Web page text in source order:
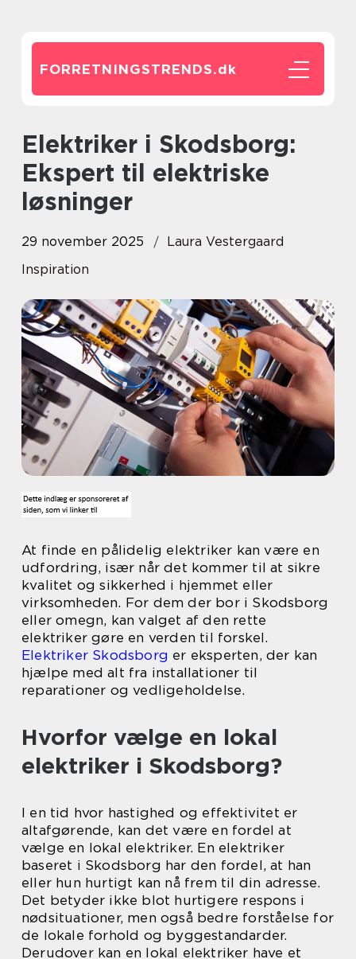
FORRETNINGSTRENDS.dk
Elektriker i Skodsborg:
Ekspert til elektriske
løsninger
29 november 2025
Laura Vestergaard
Inspiration
At finde en pålidelig elektriker kan være en
udfordring, især når det kommer til at sikre
kvalitet og sikkerhed i hjemmet eller
virksomheden. For dem der bor i Skodsborg
eller omegn, kan valget af den rette
elektriker gøre en verden til forskel.
Elektriker Skodsborg er eksperten, der kan
hjælpe med alt fra installationer til
reparationer og vedligeholdelse.
Hvorfor vælge en lokal
elektriker i Skodsborg?
I en tid hvor hastighed og effektivitet er
altafgørende, kan det være en fordel at
vælge en lokal elektriker. En elektriker
baseret i Skodsborg har den fordel, at han
eller hun hurtigt kan nå frem til din adresse.
Det betyder ikke blot hurtigere respons i
nødsituationer, men også bedre forståelse for
de lokale forhold og byggestandarder.
Derudover kan en lokal elektriker have et